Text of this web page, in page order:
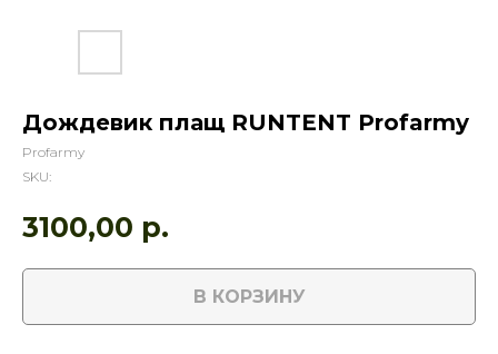
Дождевик плащ RUNTENT Profarmy
Profarmy
SKU:
3100,00 р.
В КОРЗИНУ